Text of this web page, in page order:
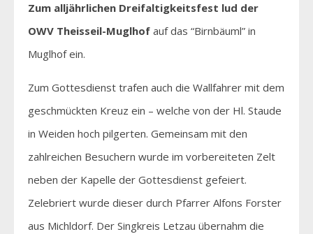
Zum alljährlichen Dreifaltigkeitsfest lud der
OWV Theisseil-Muglhof auf das “Birnbäuml” in
Muglhof ein.
Zum Gottesdienst trafen auch die Wallfahrer mit dem
geschmückten Kreuz ein – welche von der Hl. Staude
in Weiden hoch pilgerten. Gemeinsam mit den
zahlreichen Besuchern wurde im vorbereiteten Zelt
neben der Kapelle der Gottesdienst gefeiert.
Zelebriert wurde dieser durch Pfarrer Alfons Forster
aus Michldorf. Der Singkreis Letzau übernahm die